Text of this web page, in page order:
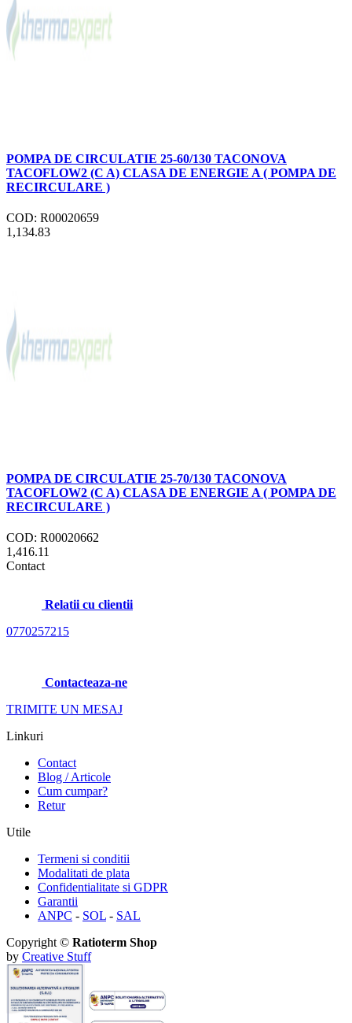
POMPA DE CIRCULATIE 25-60/130 TACONOVA
TACOFLOW2 (C A) CLASA DE ENERGIE A ( POMPA DE
RECIRCULARE )
COD: R00020659
1,134.83
POMPA DE CIRCULATIE 25-70/130 TACONOVA
TACOFLOW2 (C A) CLASA DE ENERGIE A ( POMPA DE
RECIRCULARE )
COD: R00020662
1,416.11
Contact
Relatii cu clientii
0770257215
Contacteaza-ne
TRIMITE UN MESAJ
Linkuri
Contact
Blog / Articole
Cum cumpar?
Retur
Utile
Termeni si conditii
Modalitati de plata
Confidentialitate si GDPR
Garantii
ANPC - SOL - SAL
Copyright © Ratioterm Shop
by Creative Stuff